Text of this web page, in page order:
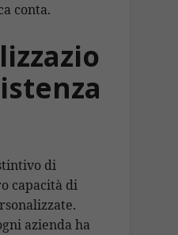
conta.
di
capacità di
azienda ha